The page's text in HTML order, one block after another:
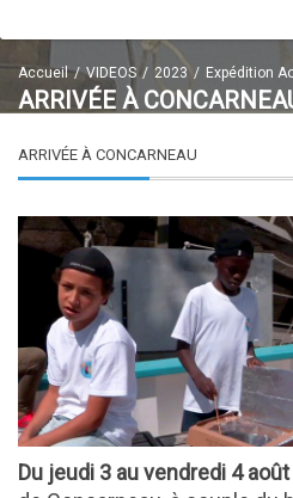
Accueil VIDEOS 2023 Expédition
ARRIVÉE À
ARRIVÉE À CONCARNEAU
Du jeudi 3 au vendredi 4